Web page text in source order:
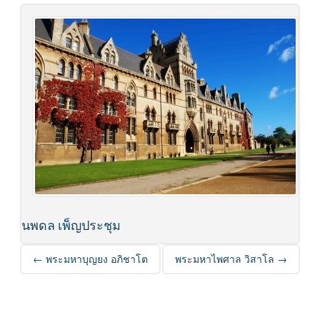
นพดล เพ็ญประชุม
Post navigation
← พระมหาบุญยง อภิชาโต พระมหาไพศาล วิสาโล →